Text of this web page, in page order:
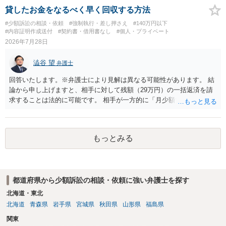
外に選択肢がない場合もあるでしょう。 このように、本件の紛争は、
法的には「当事者の合理的意思」がどこにあるのかを追求した解決が
必要になると思われます。なかなか難しい問題なので、弁護士によっ
ても回答は異なるかもしれません。
業者へ（原契約のクーリング・オフの証拠の写しとともに）支払拒絶
の通知書を送り、もし訴訟や支払督促を行ってきた場合には全面的に
争う、というやり方がベターではないかと思います。弁護士会の相談
センター等で、消費者問題に強い弁護士（消費者保護委員会に所属し
貸したお金をなるべく早く回収する方法
#少額訴訟の相談・依頼 #強制執行・差し押さえ
#140万円以下
#内容証明作成送付
#契約書・借用書なし #個人・プライベート
2026年7月28日
澁谷 望 弁護士
回答いたします。※弁護士により見解は異なる可能性があります。 結
論から申し上げますと、相手に対して残額（29万円）の一括返済を請
求することは法的に可能です。 相手が一方的に「月少額ずつ返す」と
は成立していません。当初の返済期日も過ぎているため、一括返済を
求める権利があります。 具体的には、以下の手順で進めるのが効果的
です。 分割拒否と一括請求の通知：PayPayのメッセージ等で「分割
払いには同意していないため、残額の一括払いを求める」旨を明確に
まず本名や住所の特定を進めてください。 相手が購入した高額商品
（Switch2等）の事実も踏まえ、応じない場合は法的措置を辞さない姿
勢で交渉に臨むのが現実的かと思います。
もっとみる
都道府県から少額訴訟の相談・依頼に強い弁護士を探す
北海道・東北
北海道
青森県 岩手県 宮城県 秋田県 山形県 福島県
関東